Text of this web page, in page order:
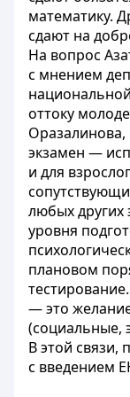
математику.
сдают на
На вопрос
с мнением
оттоку
Оразалинова,
экзамен —
и для
любых
уровня
плановом
— это
(социальные,
В этой связи,
с введением